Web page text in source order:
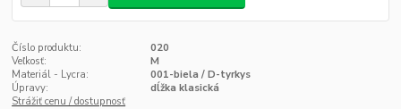
Číslo produktu:
020
Veľkosť:
M
Materiál - Lycra:
001-biela / D-tyrkys
Úpravy:
dĺžka klasická
Strážiť cenu / dostupnosť